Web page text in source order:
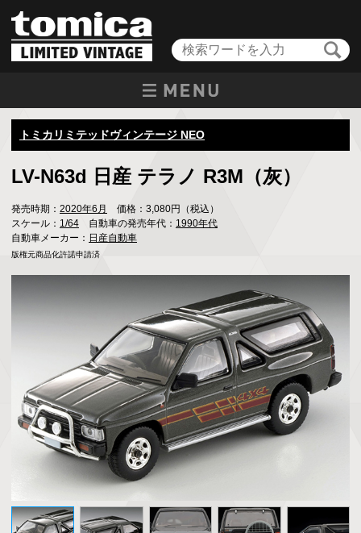
トミカリミテッドヴィンテージ NEO
LV-N63d 日産 テラノ R3M（灰）
発売時期： 2020年6月
価格：3,080円（税込）
スケール： 1/64 自動車の発売年代： 1990年代
自動車メーカー： 日産自動車
版権元商品化許諾申請済